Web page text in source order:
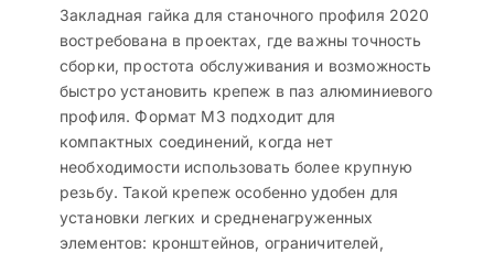
Закладная гайка для станочного профиля 2020
востребована в проектах, где важны точность
сборки, простота обслуживания и возможность
быстро установить крепеж в паз алюминиевого
профиля. Формат M3 подходит для
компактных соединений, когда нет
необходимости использовать более крупную
резьбу. Такой крепеж особенно удобен для
установки легких и средненагруженных
элементов: кронштейнов, ограничителей,